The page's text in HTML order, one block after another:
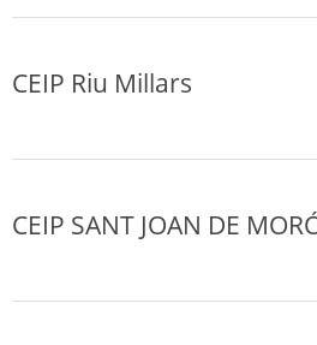
CEIP Riu Millars
CEIP SANT JOAN DE